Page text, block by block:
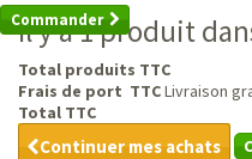
Commander
Il y a 1 produit
Total produits TTC
Frais de port TTCLivraison
Total TTC
Continuer mes achats